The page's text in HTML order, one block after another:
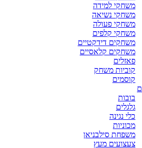
משחקי למידה
משחקי נשיאה
משחקי פעולה
משחקי קלפים
משחקים דידקטיים
משחקים קלאסיים
פאזלים
קוביות משחק
קוסמים
בובות
גלגלים
כלי נגינה
מכוניות
משפחת סילבניאן
צעצועים מעץ